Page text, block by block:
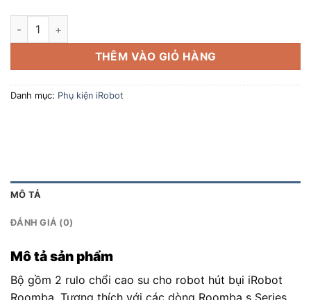
Chổi Rulo Cao Su Cho iRobot Roomba s Series Chính Hãng số
THÊM VÀO GIỎ HÀNG
Danh mục: Phụ kiện iRobot
MÔ TẢ
ĐÁNH GIÁ (0)
Mô tả sản phẩm
Bộ gồm 2 rulo chổi cao su cho robot hút bụi iRobot
Roomba. Tương thích với các dòng Roomba s Series